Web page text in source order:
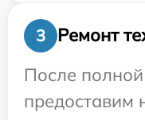
3
Ремонт
После
предоставим